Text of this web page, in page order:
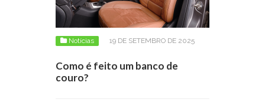
Notícias 19 DE SETEMBRO DE 2025
Como é feito um banco de
couro?